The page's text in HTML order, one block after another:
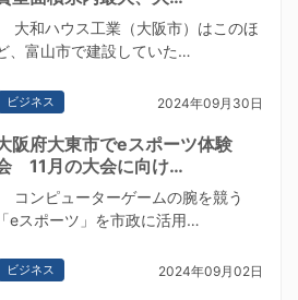
大和ハウス工業（大阪市）はこのほ
、富山市で建設していた…
ビジネス 2024年09月30日
阪府大東市でeスポーツ体験
11月の大会に向け…
コンピューターゲームの腕を競う
「eスポーツ」を市政に活用…
ビジネス 2024年09月02日